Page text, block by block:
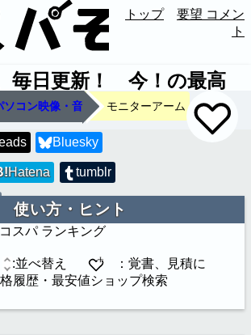
トップ
要望 コメン
ト
毎日更新！ 今！の最高
つけます
ソコン映像・音 モニターアーム
Bluesky
Hatena tumblr
使い方・ヒント
コスパ ランキング
:並べ替え
：覚書、見積に
履歴・最安値ショップ検索